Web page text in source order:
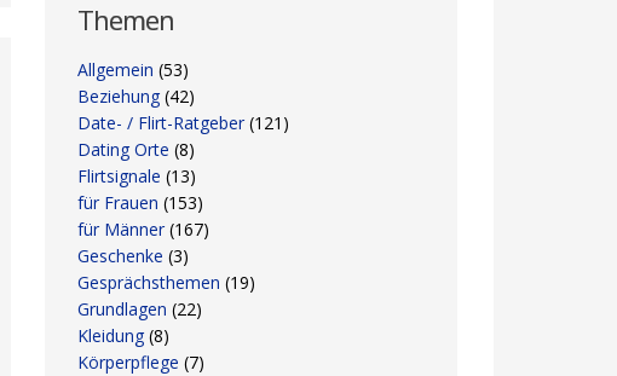
Themen
Allgemein (53)
Beziehung(42)
Date- / Flirt-Ratgeber(121)
Dating Orte (8)
Flirtsignale (13)
für Frauen (153)
für Männer(167)
Geschenke (3)
Gesprächsthemen (19)
Grundlagen (22)
Kleidung(8)
Körperpflege (7)